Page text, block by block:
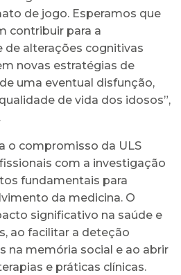
de jogo. Esperamos que
contribuir para a
de alterações cognitivas
novas estratégias de
uma eventual disfunção,
de vida dos idosos”,
o compromisso da ULS
com a investigação
fundamentais para
da medicina. O
significativo na saúde e
ao facilitar a deteção
na memória social e ao abrir
e práticas clínicas.